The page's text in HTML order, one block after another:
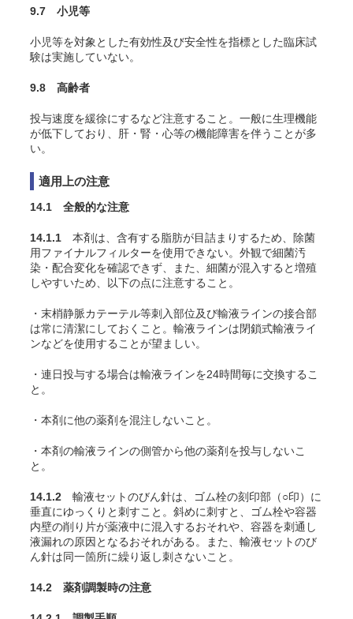
9.7 小児等
小児等を対象とした有効性及び安全性を指標とした臨床試
験は実施していない。
9.8 高齢者
投与速度を緩徐にするなど注意すること。一般に生理機能
が低下しており、肝・腎・心等の機能障害を伴うことが多
い。
適用上の注意
14.1 全般的な注意
14.1.1 本剤は、含有する脂肪が目詰まりするため、除菌
用ファイナルフィルターを使用できない。外観で細菌汚
染・配合変化を確認できず、また、細菌が混入すると増殖
しやすいため、以下の点に注意すること。
・末梢静脈カテーテル等刺入部位及び輸液ラインの接合部
は常に清潔にしておくこと。輸液ラインは閉鎖式輸液ライ
ンなどを使用することが望ましい。
・連日投与する場合は輸液ラインを24時間毎に交換するこ
と。
・本剤に他の薬剤を混注しないこと。
・本剤の輸液ラインの側管から他の薬剤を投与しないこ
と。
14.1.2 輸液セットのびん針は、ゴム栓の刻印部（○印）に
垂直にゆっくりと刺すこと。斜めに刺すと、ゴム栓や容器
内壁の削り片が薬液中に混入するおそれや、容器を刺通し
液漏れの原因となるおそれがある。また、輸液セットのび
ん針は同一箇所に繰り返し刺さないこと。
14.2 薬剤調製時の注意